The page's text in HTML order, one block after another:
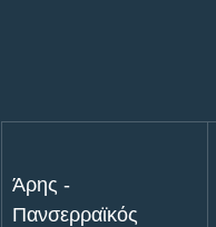
Άρης -
Πανσερραϊκός